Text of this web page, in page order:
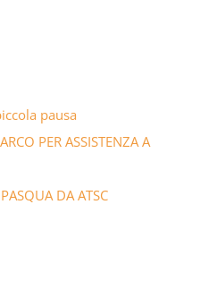
pausa
PER ASSISTENZA A
DA ATSC